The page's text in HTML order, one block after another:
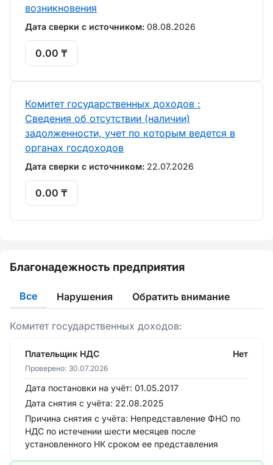
возникновения
Дата сверки с источником: 08.08.2026
0.00 ₸
Комитет государственных доходов :
Сведения об отсутствии (наличии)
задолженности, учет по которым ведется в
органах госдоходов
Дата сверки с источником: 22.07.2026
0.00 ₸
Благонадежность предприятия
Все Нарушения Обратить внимание
Комитет государственных доходов:
Плательщик НДС Нет
Проверено: 30.07.2026
Дата постановки на учёт: 01.05.2017
Дата снятия с учёта: 22.08.2025
Причина снятия с учёта: Непредставление ФНО по
НДС по истечении шести месяцев после
установленного НК сроком ее представления